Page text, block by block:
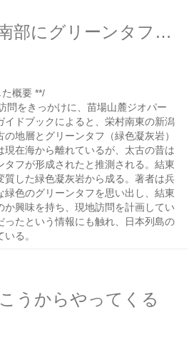
新潟県の津南の南部にグリーンタフがあるらしい
概要 **/
問をきっかけに、苗場山麓ジオパー
イドブックによると、栄村南東の新潟
地層とグリーンタフ（緑色凝灰岩）
現在海から離れているが、太古の昔は
フが形成されたと推測される。結東
質した緑色凝灰岩から成る。著者は兵
緑色のグリーンタフを思い出し、結東
興味を持ち、現地訪問を計画してい
ったという情報にも触れ、日本列島の
る。
うからやってくる